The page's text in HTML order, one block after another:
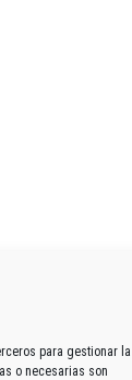
para gestionar la
o necesarias son
boho de tu día a